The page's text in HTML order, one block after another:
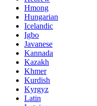
Hmong
Hungarian
Icelandic
Igbo
Javanese
Kannada
Kazakh
Khmer
Kurdish
Kyrgyz
Latin